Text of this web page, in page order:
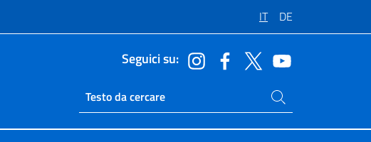
IT DE
Seguici su:
Ricerca sito live
Cerca nel sito